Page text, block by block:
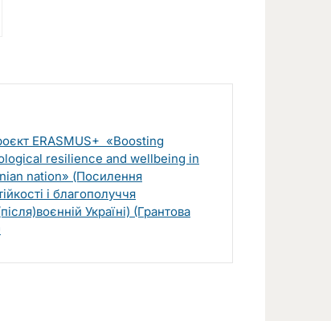
ERASMUS+ «Boosting
resilience and wellbeing in
nation» (Посилення
і благополуччя
Україні) (Грантова